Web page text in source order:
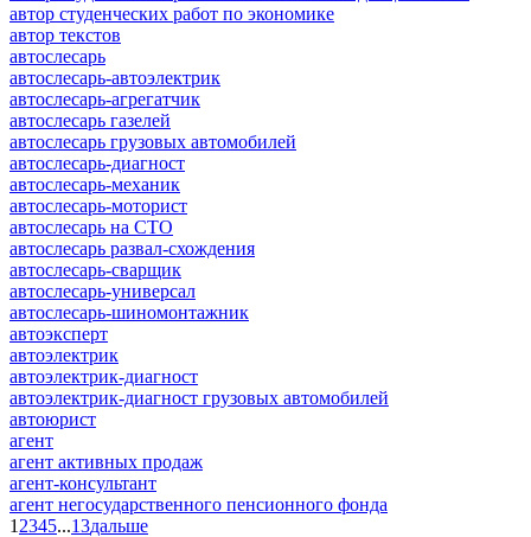
автор студенческих работ по экономике
автор текстов
автослесарь
автослесарь-автоэлектрик
автослесарь-агрегатчик
автослесарь газелей
автослесарь грузовых автомобилей
автослесарь-диагност
автослесарь-механик
автослесарь-моторист
автослесарь на СТО
автослесарь развал-схождения
автослесарь-сварщик
автослесарь-универсал
автослесарь-шиномонтажник
автоэксперт
автоэлектрик
автоэлектрик-диагност
автоэлектрик-диагност грузовых автомобилей
автоюрист
агент
агент активных продаж
агент-консультант
агент негосударственного пенсионного фонда
1 2345...13дальше